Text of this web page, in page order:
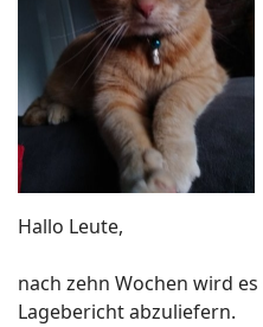
Hallo Leute,
nach zehn Wochen wird
Lagebericht abzuliefern.